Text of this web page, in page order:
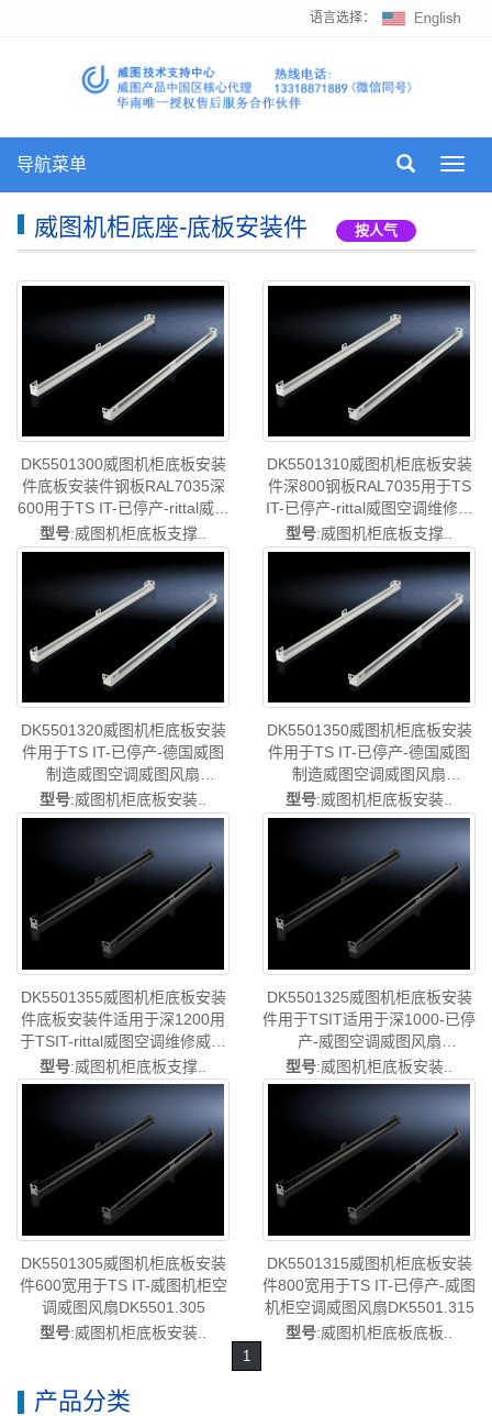
语言选择：
导航菜单
威图机柜底座-底板安装件 按人气
DK5501300威图机柜底板安装
件底板安装件钢板RAL7035深
600用于TS IT-已停产-rittal威图
空调维修威图机柜威图电柜威
图风扇威图PDU威图配件威图
售后DK5501.300
型号:威图机柜底板支撑..
DK5501310威图机柜底板安装
件深800钢板RAL7035用于TS
IT-已停产-rittal威图空调维修威
图机柜威图电柜威图风扇威图
PDU威图配件威图售后
DK5501.310
型号:威图机柜底板支撑..
DK5501320威图机柜底板安装
件用于TS IT-已停产-德国威图
制造威图空调威图风扇
DK5501.320
型号:威图机柜底板安装..
DK5501350威图机柜底板安装
件用于TS IT-已停产-德国威图
制造威图空调威图风扇
DK5501.350
型号:威图机柜底板安装..
DK5501355威图机柜底板安装
件底板安装件适用于深1200用
于TSIT-rittal威图空调维修威图
电柜威图母线威图风扇威图
PDU威图售后DK5501.355
型号:威图机柜底板支撑..
DK5501325威图机柜底板安装
件用于TSIT适用于深1000-已停
产-威图空调威图风扇
DK5501.325
型号:威图机柜底板安装..
DK5501305威图机柜底板安装
件600宽用于TS IT-威图机柜空
调威图风扇DK5501.305
型号:威图机柜底板安装..
DK5501315威图机柜底板安装
件800宽用于TS IT-已停产-威图
机柜空调威图风扇DK5501.315
型号:威图机柜底板底板..
1
产品分类